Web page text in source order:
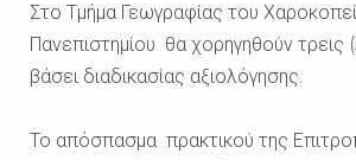
Στο Τμήμα Γεωγραφίας του
Πανεπιστημίου θα χορηγηθούν τρεις
βάσει διαδικασίας αξιολόγησης.
Το απόσπασμα πρακτικού της